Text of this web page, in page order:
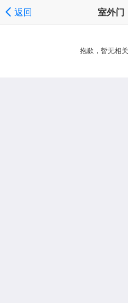
返回 室外门
抱歉，暂无相